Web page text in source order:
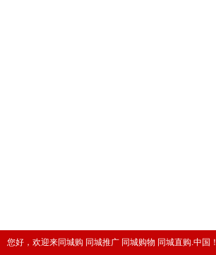
您好，欢迎来同城购 同城推广 同城购物 同城直购.中国！